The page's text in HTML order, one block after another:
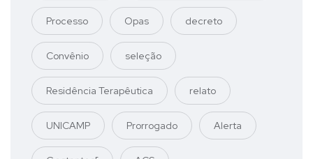
Processo Opas decreto
Convênio seleção
Residência Terapêutica relato
UNICAMP Prorrogado Alerta